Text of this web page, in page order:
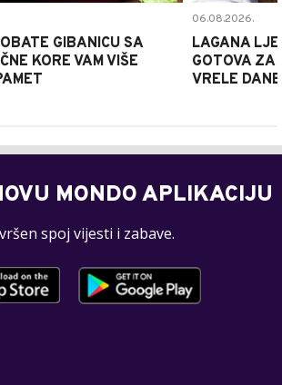
GIBANICU SA
KORE VAM VIŠE
06.08.2026.
LAGANA
GOTOVA ZA
VRELE DANE
MONDO APLIKACIJU
spoj vijesti i zabave.